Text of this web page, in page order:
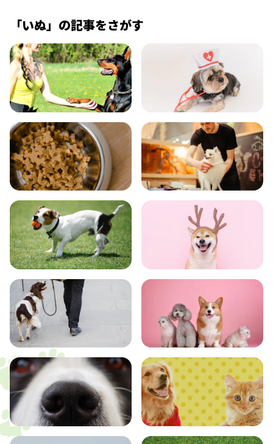
「いぬ」の記事をさがす
飼い方 健康
食事 お手入れ
トレーニング グッズ
おでかけ 図鑑
エンタメ クイズ